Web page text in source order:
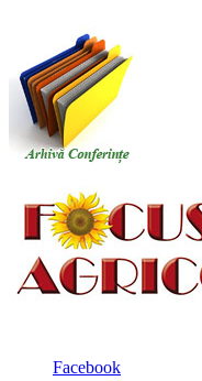
Facebook